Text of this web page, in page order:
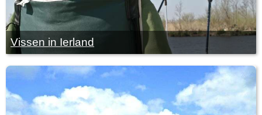
Vissen in Ierland